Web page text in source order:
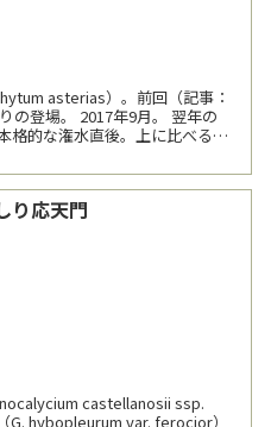
asterias）。前回（記事：
9月。 翌年の
り応天門
castellanosii ssp.
hybopleurum var. ferocior）